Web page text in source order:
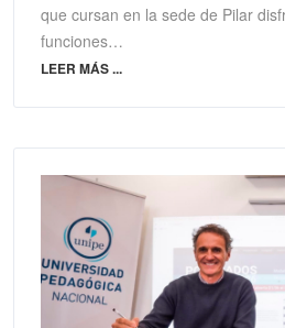
que cursan en la sede de Pilar
funciones…
LEER MÁS ...